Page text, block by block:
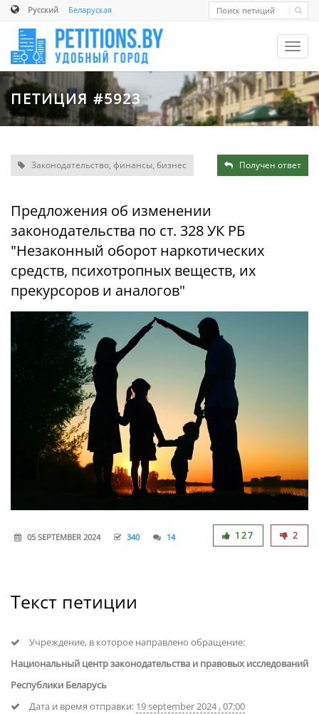
Русский Беларуская
ПЕТИЦИЯ #5923
Законодательство, финансы, бизнес Получен ответ
Предложения об изменении
законодательства по ст. 328 УК РБ
"Незаконный оборот наркотических
средств, психотропных веществ, их
прекурсоров и аналогов"
05 SEPTEMBER 2024 340 14 127 2
Текст петиции
Учреждение, в которое направлено обращение:
Национальный центр законодательства и правовых исследований
Республики Беларусь
Дата и время отправки: 19 september 2024 , 07:00